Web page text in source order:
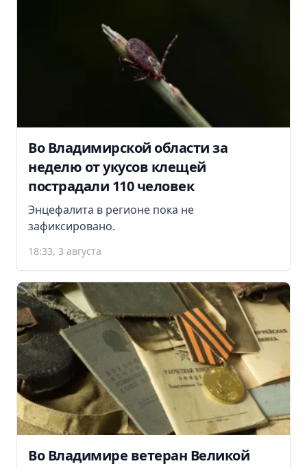
Во Владимирской области за
неделю от укусов клещей
пострадали 110 человек
Энцефалита в регионе пока не
зафиксировано.
18:33, 3 августа
Во Владимире ветеран Великой